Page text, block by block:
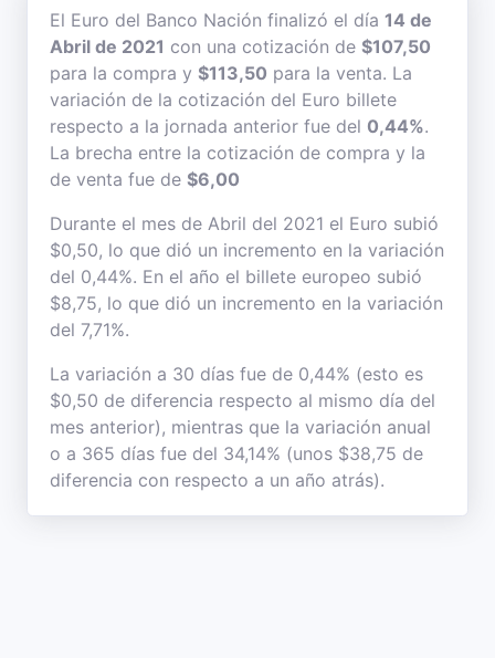
El Euro del Banco Nación finalizó el día 14 de
Abril de 2021 con una cotización de $107,50
para la compra y $113,50 para la venta. La
variación de la cotización del Euro billete
respecto a la jornada anterior fue del 0,44%.
La brecha entre la cotización de compra y la
de venta fue de $6,00
Durante el mes de Abril del 2021 el Euro subió
$0,50, lo que dió un incremento en la variación
del 0,44%. En el año el billete europeo subió
$8,75, lo que dió un incremento en la variación
del 7,71%.
La variación a 30 días fue de 0,44% (esto es
$0,50 de diferencia respecto al mismo día del
mes anterior), mientras que la variación anual
o a 365 días fue del 34,14% (unos $38,75 de
diferencia con respecto a un año atrás).